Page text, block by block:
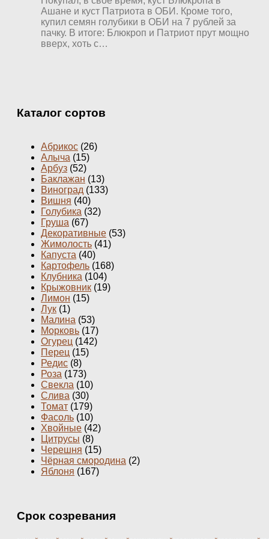
Ашане и куст Патриота в ОБИ. Кроме того,
купил семян голубики в ОБИ на 7 рублей за
пачку. В итоге: Блюкроп и Патриот прут мощно
вверх, хоть с…
Каталог сортов
Абрикос (26)
Алыча (15)
Арбуз (52)
Баклажан (13)
Виноград (133)
Вишня (40)
Голубика (32)
Груша (67)
Декоративные (53)
Жимолость (41)
Капуста (40)
Картофель (168)
Клубника (104)
Крыжовник (19)
Лимон (15)
Лук (1)
Малина (53)
Морковь (17)
Огурец (142)
Перец (15)
Редис (8)
Роза (173)
Свекла (10)
Слива (30)
Томат (179)
Фасоль (10)
Хвойные (42)
Цитрусы (8)
Черешня (15)
Чёрная смородина (2)
Яблоня (167)
Срок созревания